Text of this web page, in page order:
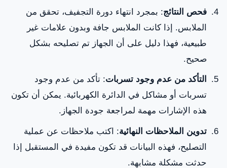
فحص النتائج: بمجرد انتهاء دورة التجفيف، تحقق من
الملابس. إذا كانت الملابس جافة وبدون علامات غير
طبيعية، فهذا دليل على أن الجهاز تم تصليحه بشكل
صحيح.
التأكد من عدم وجود تسربات: تأكد من عدم وجود
تسربات أو مشاكل في الدائرة الكهربائية. يمكن أن تكون
هذه الإشارات مهمة لمراجعة جودة الجهاز.
تدوين الملاحظات النهائية: اكتب ملاحظات عن عملية
التصليح، فهذه البيانات قد تكون مفيدة في المستقبل إذا
حدثت مشكلة مشابهة.